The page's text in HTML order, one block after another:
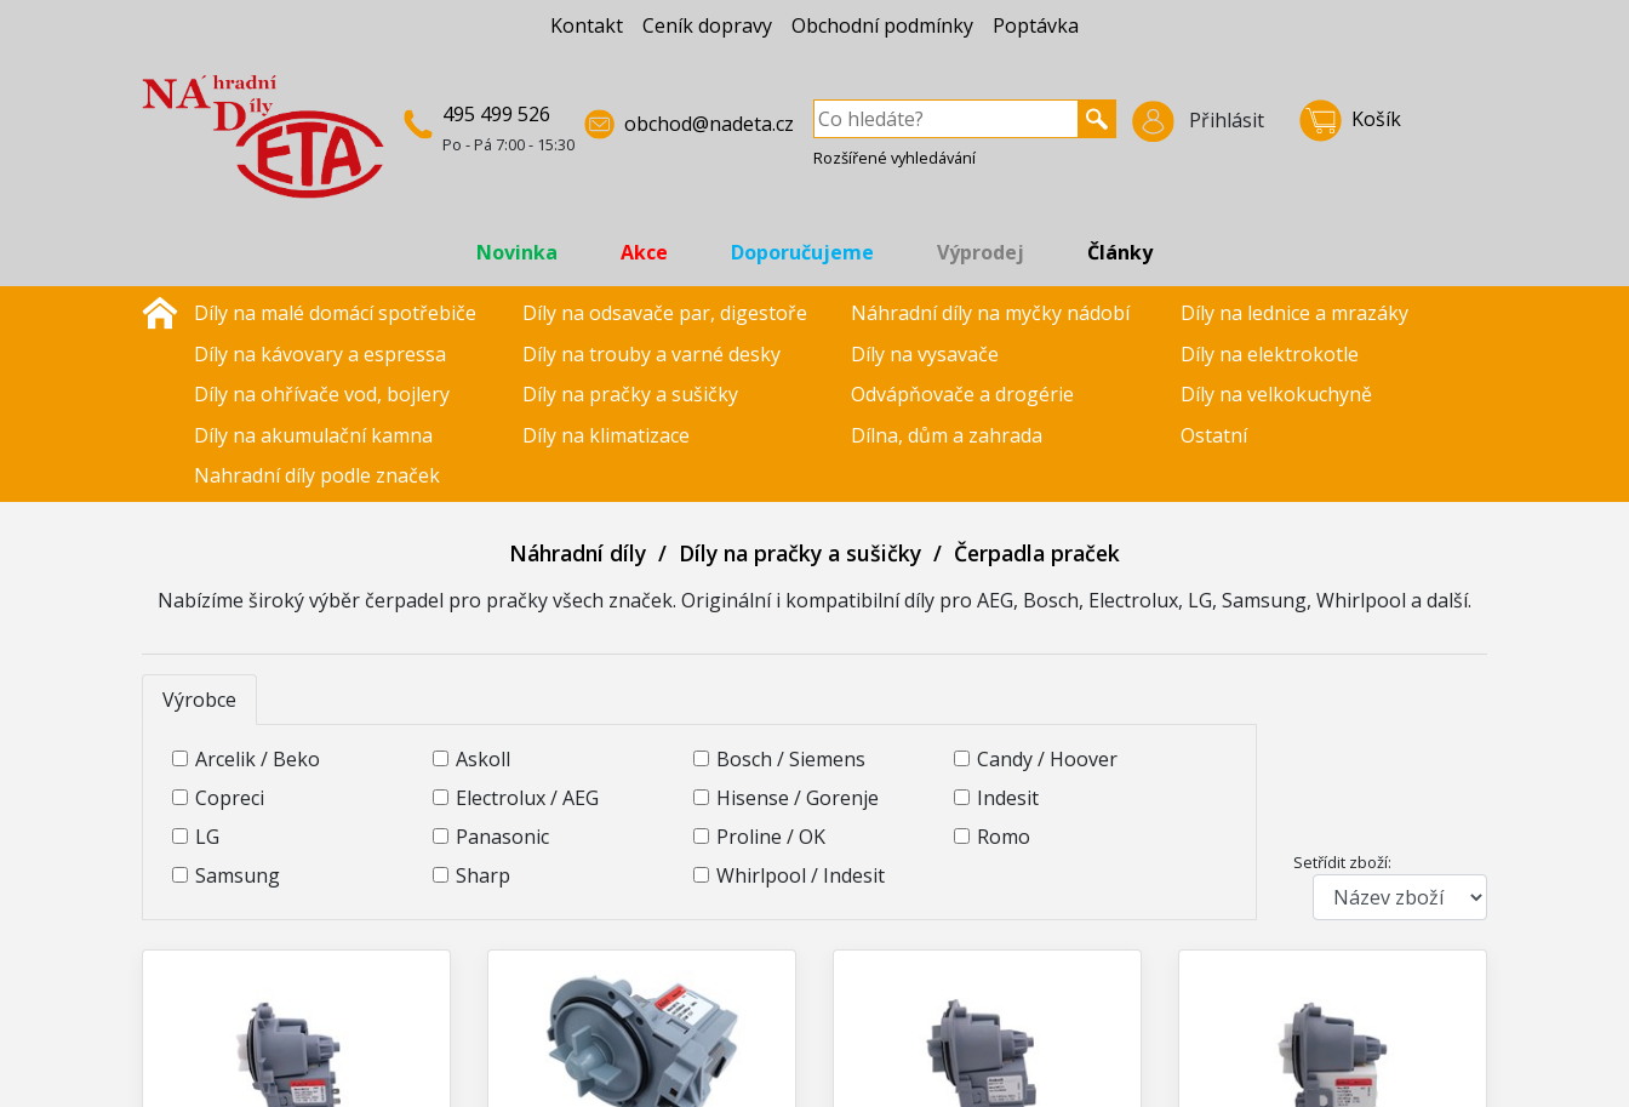
Kontakt Ceník dopravy Obchodní podmínky Poptávka
495 499 526
Po - Pá 7:00 - 15:30
obchod@nadeta.cz Přihlásit Košík
Rozšířené vyhledávání
Novinka Akce Doporučujeme Výprodej Články
Díly na malé domácí spotřebiče Díly na odsavače par, digestoře Náhradní díly na myčky nádobí
Díly na lednice a mrazáky
Díly na kávovary a espressa
Díly na trouby a varné desky Díly na vysavače
Díly na elektrokotle
Díly na ohřívače vod, bojlery
Díly na pračky a sušičky Odvápňovače a drogérie
Díly na velkokuchyně
Díly na akumulační kamna
Díly na klimatizace Dílna, dům a zahrada
Ostatní
Nahradní díly podle značek
Náhradní díly / Díly na pračky a sušičky / Čerpadla praček
Nabízíme široký výběr čerpadel pro pračky všech značek. Originální i kompatibilní díly pro AEG, Bosch, Electrolux, LG, Samsung, Whirlpool a další.
Výrobce
Arcelik / Beko Askoll Bosch / Siemens
Candy / Hoover
Copreci
Electrolux / AEG Hisense / Gorenje
Indesit
LG
Panasonic Proline / OK
Romo
Samsung
Sharp Whirlpool / Indesit Setřídit zboží: